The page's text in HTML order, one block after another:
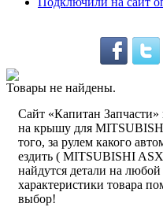
Товары не найдены.
Сайт «Капитан Запчасти»
на крышу для
того, за рулем какого
ездить ( MITSUBISHI
найдутся детали на
характеристики товара
выбор!